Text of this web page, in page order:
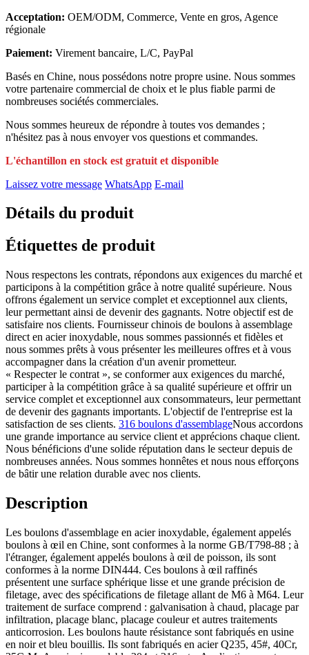
Acceptation: OEM/ODM, Commerce, Vente en gros, Agence
régionale
Paiement: Virement bancaire, L/C, PayPal
Basés en Chine, nous possédons notre propre usine. Nous sommes
votre partenaire commercial de choix et le plus fiable parmi de
nombreuses sociétés commerciales.
Nous sommes heureux de répondre à toutes vos demandes ;
n'hésitez pas à nous envoyer vos questions et commandes.
L'échantillon en stock est gratuit et disponible
Laissez votre message WhatsApp E-mail
Détails du produit
Étiquettes de produit
Nous respectons les contrats, répondons aux exigences du marché et
participons à la compétition grâce à notre qualité supérieure. Nous
offrons également un service complet et exceptionnel aux clients,
leur permettant ainsi de devenir des gagnants. Notre objectif est de
satisfaire nos clients. Fournisseur chinois de boulons à assemblage
direct en acier inoxydable, nous sommes passionnés et fidèles et
nous sommes prêts à vous présenter les meilleures offres et à vous
accompagner dans la création d'un avenir prometteur.
« Respecter le contrat », se conformer aux exigences du marché,
participer à la compétition grâce à sa qualité supérieure et offrir un
service complet et exceptionnel aux consommateurs, leur permettant
de devenir des gagnants importants. L'objectif de l'entreprise est la
satisfaction de ses clients. 316 boulons d'assemblageNous accordons
une grande importance au service client et apprécions chaque client.
Nous bénéficions d'une solide réputation dans le secteur depuis de
nombreuses années. Nous sommes honnêtes et nous nous efforçons
de bâtir une relation durable avec nos clients.
Description
Les boulons d'assemblage en acier inoxydable, également appelés
boulons à œil en Chine, sont conformes à la norme GB/T798-88 ; à
l'étranger, également appelés boulons à œil de poisson, ils sont
conformes à la norme DIN444. Ces boulons à œil raffinés
présentent une surface sphérique lisse et une grande précision de
filetage, avec des spécifications de filetage allant de M6 à M64. Leur
traitement de surface comprend : galvanisation à chaud, placage par
infiltration, placage blanc, placage couleur et autres traitements
anticorrosion. Les boulons haute résistance sont fabriqués en usine
en noir et bleu bouillis. Ils sont fabriqués en acier Q235, 45#, 40Cr,